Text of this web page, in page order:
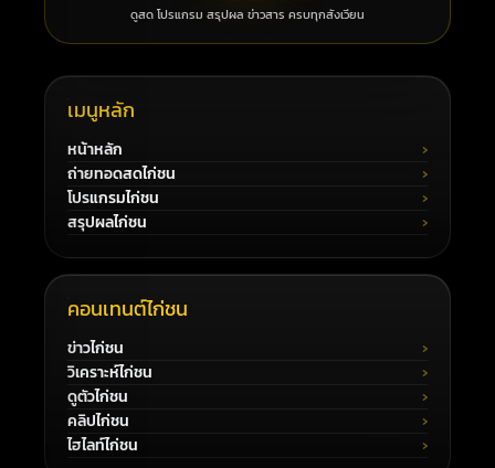
ดูสด โปรแกรม สรุปผล ข่าวสาร ครบทุกสังเวียน
เมนูหลัก
หน้าหลัก
ถ่ายทอดสดไก่ชน
โปรแกรมไก่ชน
สรุปผลไก่ชน
คอนเทนต์ไก่ชน
ข่าวไก่ชน
วิเคราะห์ไก่ชน
ดูตัวไก่ชน
คลิปไก่ชน
ไฮไลท์ไก่ชน